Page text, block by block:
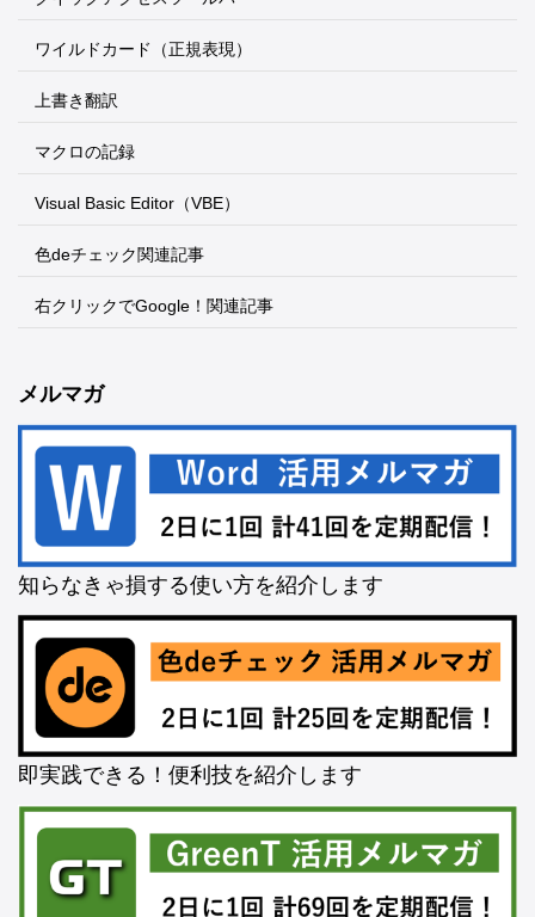
ワイルドカード（正規表現）
上書き翻訳
マクロの記録
Visual Basic Editor（VBE）
色deチェック関連記事
右クリックでGoogle！関連記事
メルマガ
知らなきゃ損する使い方を紹介します
即実践できる！便利技を紹介します